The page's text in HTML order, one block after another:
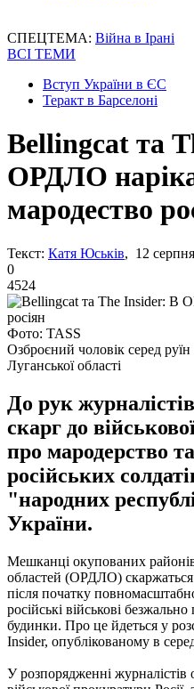
СПЕЦТЕМА: Війна в Ірані
ВСІ ТЕМИ
Вступ України в ЄС
Теракт в Барселоні
Bellingcat та
ОРДЛО
мародество
Текст: Катя Юськів, 12
0
4524
Фото: TASS
Озброєний чоловік серед
Луганської області
До рук
скарг до
про мародерство
російських
"народних
України.
Мешканці окупованих
областей (ОРДЛО) скаржаться
після початку
російські військові
будинки. Про це йдеться у
Insider, опублікованому в
У розпорядженні журналістів